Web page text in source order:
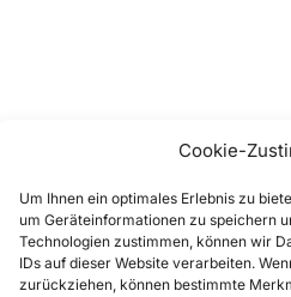
Cookie-
Um Ihnen ein optimales Erlebnis zu
um Geräteinformationen zu speichern
Technologien zustimmen, können wir
IDs auf dieser Website verarbeiten.
zurückziehen, können bestimmte